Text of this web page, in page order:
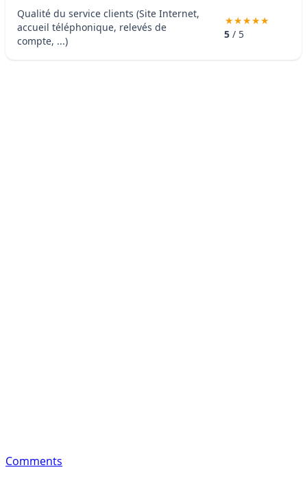
Qualité du service clients (Site Internet,
accueil téléphonique, relevés de
compte, ...)
5 / 5
Comments